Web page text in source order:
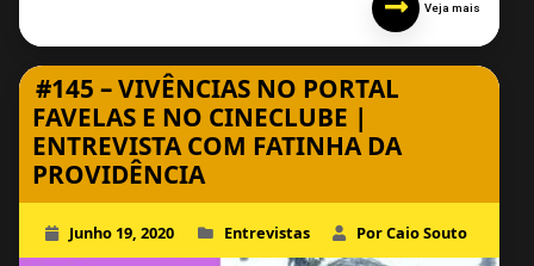
Veja mais
#145 – VIVÊNCIAS NO PORTAL
FAVELAS E NO CINECLUBE |
ENTREVISTA COM FATINHA DA
PROVIDÊNCIA
Junho 19, 2020 Entrevistas Por Caio Souto